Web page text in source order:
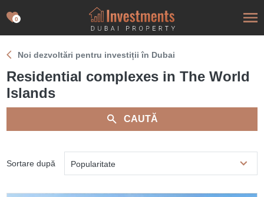
0
Noi dezvoltări pentru investiții în Dubai
Residential complexes in The World
Islands
CAUTĂ
Sortare după Popularitate